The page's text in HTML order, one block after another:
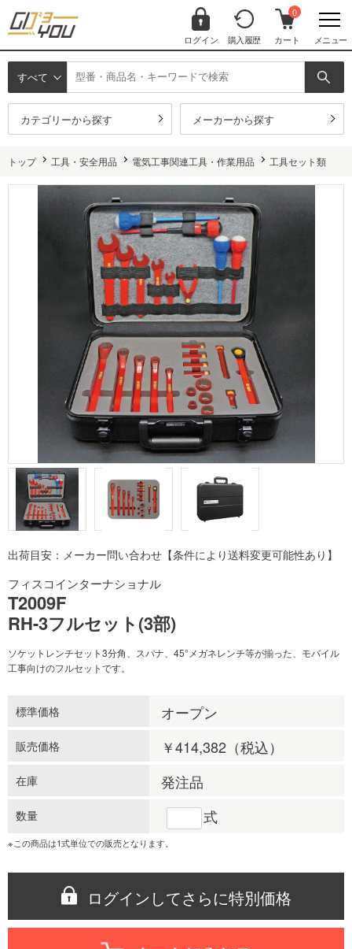
ログイン 購入履歴
0
カート メニュー
すべて
カテゴリーから探す メーカーから探す
トップ 工具・安全用品 電気工事関連工具・作業用品 工具セット類
出荷目安：メーカー問い合わせ【条件により送料変更可能性あり】
フィスコインターナショナル
T2009F
RH-3フルセット(3部)
ソケットレンチセット3分角、スパナ、45°メガネレンチ等が揃った、モバイル
工事向けのフルセットです。
標準価格 オープン
販売価格 ￥414,382 （税込）
在庫 発注品
数量 式
※この商品は1式単位での販売となります。
ログインしてさらに特別価格